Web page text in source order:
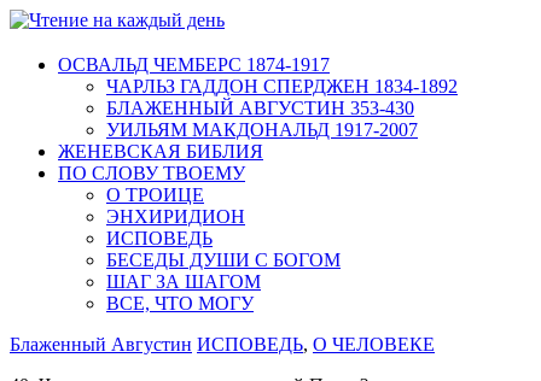
ОСВАЛЬД ЧЕМБЕРС 1874-1917
ЧАРЛЬЗ ГАДДОН СПЕРДЖЕН 1834-1892
БЛАЖЕННЫЙ АВГУСТИН 353-430
УИЛЬЯМ МАКДОНАЛЬД 1917-2007
ЖЕНЕВСКАЯ БИБЛИЯ
ПО СЛОВУ ТВОЕМУ
О ТРОИЦЕ
ЭНХИРИДИОН
ИСПОВЕДЬ
БЕСЕДЫ ДУШИ С БОГОМ
ШАГ ЗА ШАГОМ
ВСЕ, ЧТО МОГУ
Блаженный Августин ИСПОВЕДЬ, О ЧЕЛОВЕКЕ